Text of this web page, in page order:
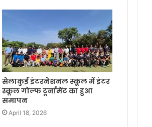
सेलाकुई इंटरनेशनल स्कूल में इंटर
स्कूल गोल्फ टूर्नामेंट का हुआ
समापन
April 18, 2026